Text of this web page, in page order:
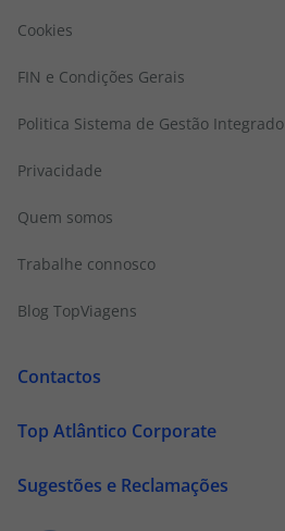
Cookies
FIN e Condições Gerais
Politica Sistema de Gestão Integrado
Privacidade
Quem somos
Trabalhe connosco
Blog TopViagens
Contactos
Top Atlântico Corporate
Sugestões e Reclamações